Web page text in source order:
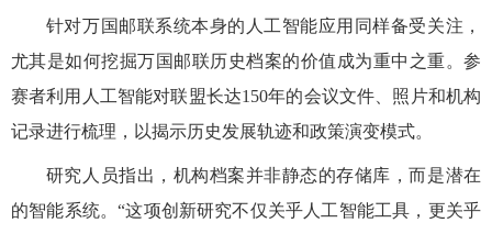
针对万国邮联系统本身的人工智能应用同样备受关注，
尤其是如何挖掘万国邮联历史档案的价值成为重中之重。参
赛者利用人工智能对联盟长达150年的会议文件、照片和机构
记录进行梳理，以揭示历史发展轨迹和政策演变模式。
研究人员指出，机构档案并非静态的存储库，而是潜在
的智能系统。“这项创新研究不仅关乎人工智能工具，更关乎